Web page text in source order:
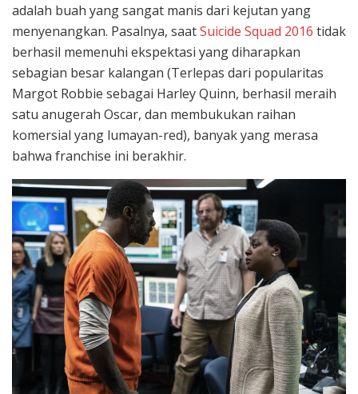
adalah buah yang sangat manis dari kejutan yang
menyenangkan. Pasalnya, saatSuicide Squad 2016 tidak
berhasil memenuhi ekspektasi yang diharapkan
sebagian besar kalangan (Terlepas dari popularitas
Margot Robbie sebagai Harley Quinn, berhasil meraih
satu anugerah Oscar, dan membukukan raihan
komersial yang lumayan-red), banyak yang merasa
bahwa franchise ini berakhir.